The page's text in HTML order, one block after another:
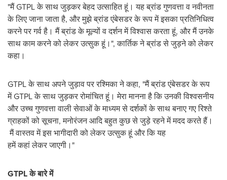
"मैं GTPL के साथ जुड़कर बेहद उत्साहित हूं। यह ब्रांड गुणवत्ता व नवीनता
के लिए जाना जाता है, और मुझे ब्रांड एंबेसडर के रूप में इसका प्रतिनिधित्व
करने पर गर्व है। मैं ब्रांड के मूल्यों व दर्शन में विश्वास करता हूं, और मैं उनके
साथ काम करने को लेकर उत्सुक हूं।", कार्तिक ने ब्रांड से जुड़ने को लेकर
कहा।
GTPL के साथ अपने जुड़ाव पर रश्मिका ने कहा, "मैं ब्रांड एंबेसडर के रूप
में GTPL के साथ जुड़कर रोमांचित हूं। मेरा मानना है कि उनकी विश्वसनीय
और उच्च गुणवत्ता वाली सेवाओं के माध्यम से दर्शकों के साथ बनाए गए रिश्ते
ग्राहकों को सूचना, मनोरंजन आद‍ि बहुत कुछ से जुड़े रहने में मदद करते हैं।
मैं वास्तव में इस भागीदारी को लेकर उत्‍सुक हूं और क‍ि यह
हमें कहां लेकर जाएगी।"
GTPLकेबारेमें